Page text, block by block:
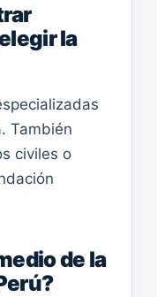
la
También
civiles o
de la